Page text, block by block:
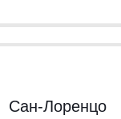
Сан-Лоренцо